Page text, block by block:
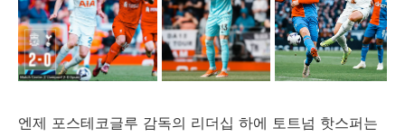
엔제 포스테코글루 감독의 리더십 하에 토트넘 핫스퍼는